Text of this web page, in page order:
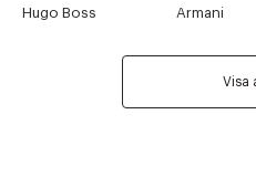
Hugo Boss
Armani
Visa